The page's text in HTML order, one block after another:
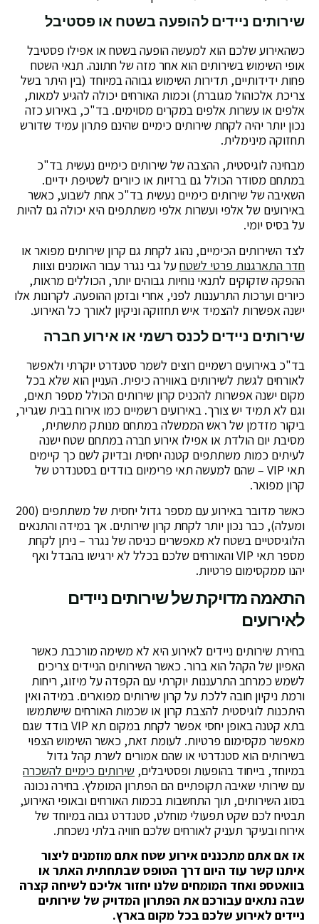
שירותים ניידים להופעה בשטח או פסטיבל
כשהאירוע שלכם הוא למעשה הופעה בשטח או אפילו פסטיבל
אופי השימוש בשירותים הוא אחר מזה של חתונה. תנאי השטח
פחות ידידותיים, תדירות השימוש גבוהה במיוחד (בין היתר בשל
צריכת אלכוהול מגוברת) וכמות האורחים יכולה להגיע למאות,
אלפים או עשרות אלפים במקרים מסוימים. בד"כ, באירוע כזה
נכון יותר יהיה לקחת שירותים כימיים שהינם פתרון עמיד שדורש
תחזוקה מינימלית.
מבחינה לוגיסטית, ההצבה של שירותים כימיים נעשית בד"כ
במתחם מסודר הכולל גם ברזיות או כיורים לשטיפת ידיים.
השאיבה של שירותים כימיים נעשית בד"כ אחת לשבוע, כאשר
באירועים של אלפי ועשרות אלפי משתתפים היא יכולה גם להיות
על בסיס יומי.
לצד השירותים הכימיים, נהוג לקחת גם קרון שירותים מפואר או
חדר התארגנות פרטי לשטח על גבי נגרר עבור האומנים וצוות
ההפקה שזקוקים לתנאי נוחיות גבוהים יותר, הכוללים מראות,
כיורים וערכות התרעננות לפני, אחרי ובזמן ההופעה. לקרונות אלו
ישנה אפשרות להצמיד איש תחזוקה וניקיון לאורך כל האירוע.
שירותים ניידים לכנס רשמי או אירוע חברה
בד"כ באירועים רשמיים רוצים לשמר סטנדרט יוקרתי ולאפשר
לאורחים לגשת לשירותים באווירה כיפית. העניין הוא שלא בכל
מקום ישנה אפשרות להכניס קרון שירותים הכולל מספר תאים,
וגם לא תמיד יש צורך. באירועים רשמיים כמו אירוח בבית שגריר,
ביקור מזדמן של ראש הממשלה במתחם מנותק מתשתית,
מסיבת יום הולדת או אפילו אירוע חברה במתחם שטח ישנה
לעיתים כמות משתתפים קטנה יחסית ובדיוק לשם כך קיימים
תאי VIP – שהם למעשה תאי פרימיום בודדים בסטנדרט של
קרון מפואר.
כאשר מדובר באירוע עם מספר גדול יחסית של משתתפים (200
ומעלה), כבר נכון יותר לקחת קרון שירותים. אך במידה והתנאים
הלוגיסטיים בשטח לא מאפשרים כניסה של נגרר – ניתן לקחת
מספר תאי VIP והאורחים שלכם בכלל לא ירגישו בהבדל ואף
יהנו ממקסימום פרטיות.
התאמה מדויקת של שירותים ניידים
לאירועים
בחירת שירותים ניידים לאירוע היא לא משימה מורכבת כאשר
האפיון של הקהל הוא ברור. כאשר השירותים הניידים צריכים
לשמש כמרחב התרעננות יוקרתי עם הקפדה על מיזוג, ריחות
ורמת ניקיון חובה ללכת על קרון שירותים מפוארים. במידה ואין
היתכנות לוגיסטית להצבת קרון או שכמות האורחים שישתמשו
בתא קטנה באופן יחסי אפשר לקחת במקום תא VIP בודד שגם
מאפשר מקסימום פרטיות. לעומת זאת, כאשר השימוש הצפוי
בשירותים הוא סטנדרטי או שהם אמורים לשרת קהל גדול
במיוחד, בייחוד בהופעות ופסטיבלים, שירותים כימיים להשכרה
עם שירותי שאיבה תקופתיים הם הפתרון המומלץ. בחירה נכונה
בסוג השירותים, תוך התחשבות בכמות האורחים ובאופי האירוע,
תבטיח לכם שקט תפעולי מוחלט, סטנדרט גבוה במיוחד של
אירוח ובעיקר תעניק לאורחים שלכם חוויה בלתי נשכחת.
אז אם אתם מתכננים אירוע שטח אתם מוזמנים ליצור
איתנו קשר עוד היום דרך הטופס שבתחתית האתר או
בוואטספ ואחד המומחים שלנו יחזור אליכם לשיחה קצרה
שבה נתאים עבורכם את הפתרון המדויק של שירותים
ניידים לאירוע שלכם בכל מקום בארץ.